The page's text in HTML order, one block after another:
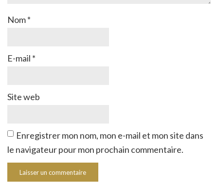
Nom*
E-mail *
Site web
Enregistrer mon nom, mon e-mail et mon site dans
le navigateur pour mon prochain commentaire.